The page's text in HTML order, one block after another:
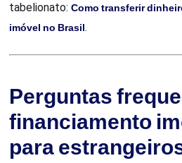
tabelionato:Como transferir
imóvel no Brasil.
Perguntas
financiamento
para